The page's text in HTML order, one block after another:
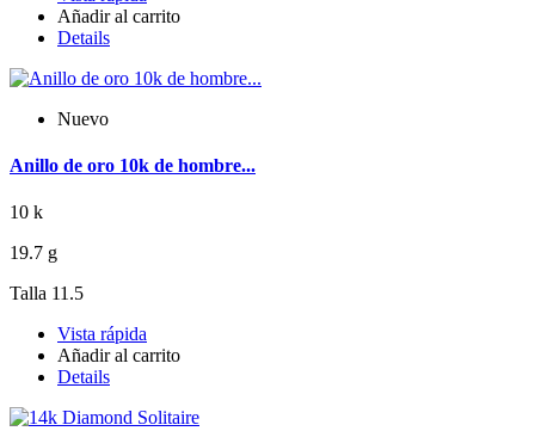
Añadir al carrito
Details
Nuevo
Anillo de oro 10k de hombre...
10 k
19.7 g
Talla 11.5
Vista rápida
Añadir al carrito
Details